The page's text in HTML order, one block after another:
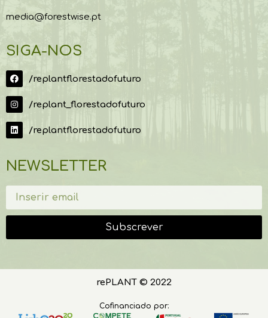
media@forestwise.pt
SIGA-NOS
/replantflorestadofuturo
/replant_florestadofuturo
/replantflorestadofuturo
NEWSLETTER
Subscrever
rePLANT © 2022
Cofinanciado por: